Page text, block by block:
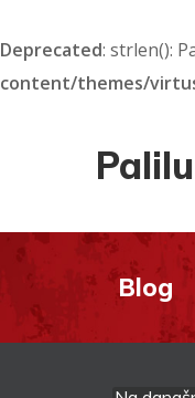
Deprecated: strlen():
content/themes/
Blog